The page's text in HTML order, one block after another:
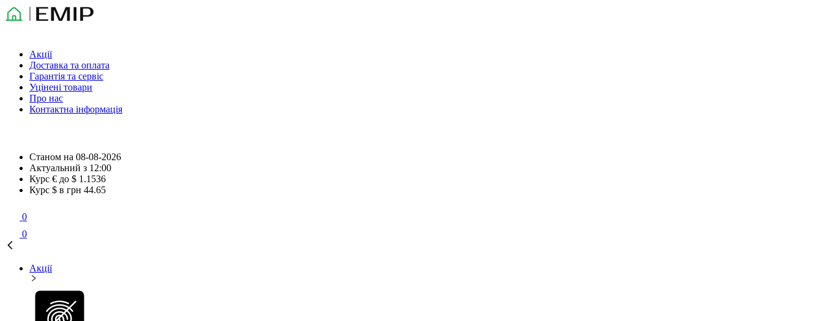
Акції
Доставка та оплата
Гарантія та сервіс
Уцінені товари
Про нас
Контактна інформація
Станом на 08-08-2026
Актуальний з 12:00
Курс € до $ 1.1536
Курс $ в грн 44.65
0
0
Акції